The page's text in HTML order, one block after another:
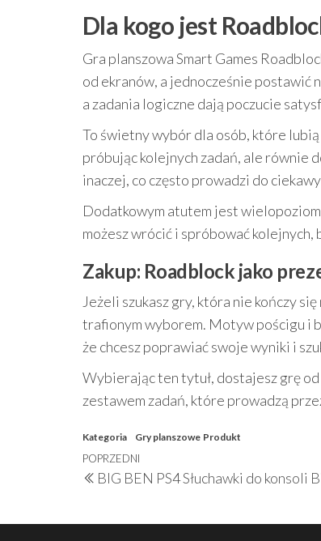
Dla kogo jest
Gra planszowa Smart Games
od ekranów, a jednocześnie postawić
a zadania logiczne dają poczucie
To świetny wybór dla osób, które
próbując kolejnych zadań, ale równie
inaczej, co często prowadzi do
Dodatkowym atutem jest
możesz wrócić i spróbować
Zakup: Roadblock jako
Jeżeli szukasz gry, która nie kończy
trafionym wyborem. Motyw pościgu i
że chcesz poprawiać swoje wyniki i
Wybierając ten tytuł, dostajesz grę
zestawem zadań, które prowadzą
Kategoria Gry planszowe Produkt
Nawigacja
wpisu
Poprzedni
wpis
POPRZEDNI
BIG BEN PS4 Słuchawki do konsoli